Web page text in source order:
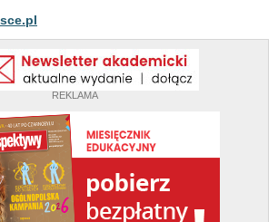
REKLAMA